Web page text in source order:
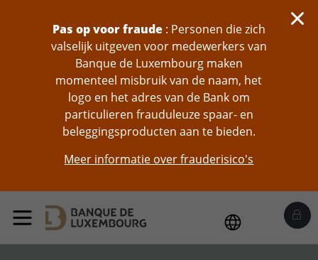
Pas op voor fraude: Personen die zich
valselijk uitgeven voor medewerkers van
Banque de Luxembourg maken
momenteel misbruik van de naam, het
logo en het adres van de Bank om
particulieren frauduleuze spaar- en
beleggingsproducten aan te bieden.
Meer informatie over frauderisico's